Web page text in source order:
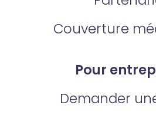
Couverture
Pour
Demander